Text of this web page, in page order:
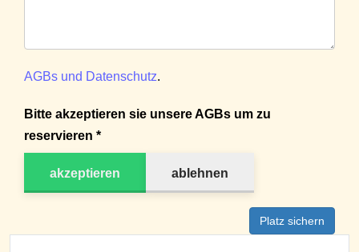
AGBs und Datenschutz.
Bitte akzeptieren sie unsere AGBs um zu
reservieren *
akzeptieren ablehnen
Platz sichern